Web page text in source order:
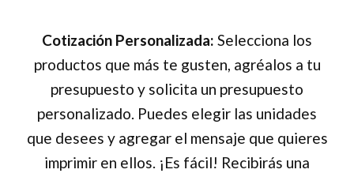
Cotización Personalizada: Selecciona los
productos que más te gusten, agréalos a tu
presupuesto y solicita un presupuesto
personalizado. Puedes elegir las unidades
que desees y agregar el mensaje que quieres
imprimir en ellos. ¡Es fácil! Recibirás una